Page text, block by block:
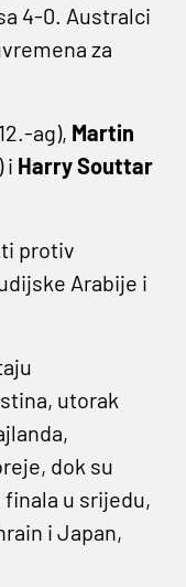
4-0. Australci
za
ag), Martin
i Harry Souttar
protiv
Arabije i
utorak
dok su
u srijedu,
i Japan,